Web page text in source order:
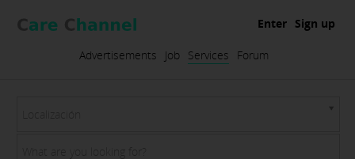
Advertisements Job Services Forum
Enter Sign up